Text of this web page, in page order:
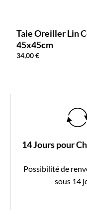
Taie Oreiller Lin
45x45cm
34,00€
14 Jours pour
Possibilité de
sous 14